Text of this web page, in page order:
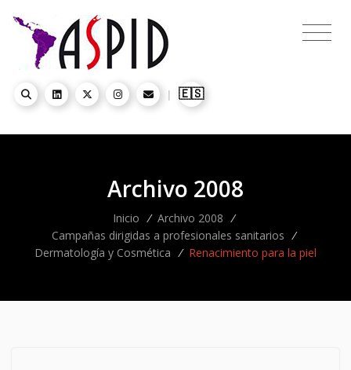
| 🇪🇸
Archivo 2008
Inicio / Archivo 2008 /
Campañas dirigidas a profesionales sanitarios /
Dermatología y Cosmética / Renacimiento para la piel